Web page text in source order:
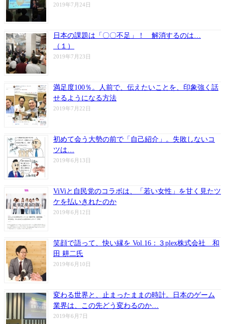
2019年7月24日
日本の課題は「〇〇不足」！ 解消するのは…
（１）
2019年7月23日
満足度100％。人前で、伝えたいことを、印象強く話
せるようになる方法
2019年7月22日
初めて会う大勢の前で「自己紹介」。失敗しないコ
ツは…
2019年6月13日
ViViと自民党のコラボは、「若い女性」を甘く見たツ
ケを払いきれたのか
2019年6月12日
笑顔で語って、快い縁を Vol.16：３plex株式会社 和
田 耕二氏
2019年6月10日
変わる世界と、止まったままの時計。日本のゲーム
業界は、この先どう変わるのか…
2019年6月7日